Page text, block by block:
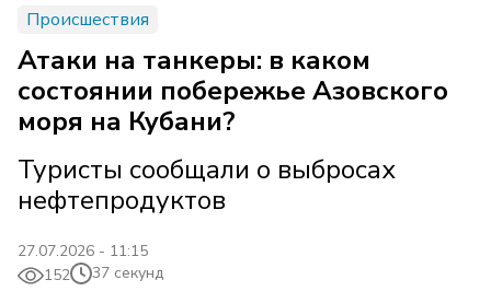
Происшествия
Атаки на танкеры: в каком
состоянии побережье Азовского
моря на Кубани?
Туристы сообщали о выбросах
нефтепродуктов
27.07.2026 - 11:15
152
37 секунд